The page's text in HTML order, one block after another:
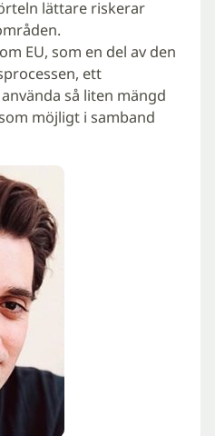
lättare riskerar
EU, som en del av den
ett
så liten mängd
möjligt i samband